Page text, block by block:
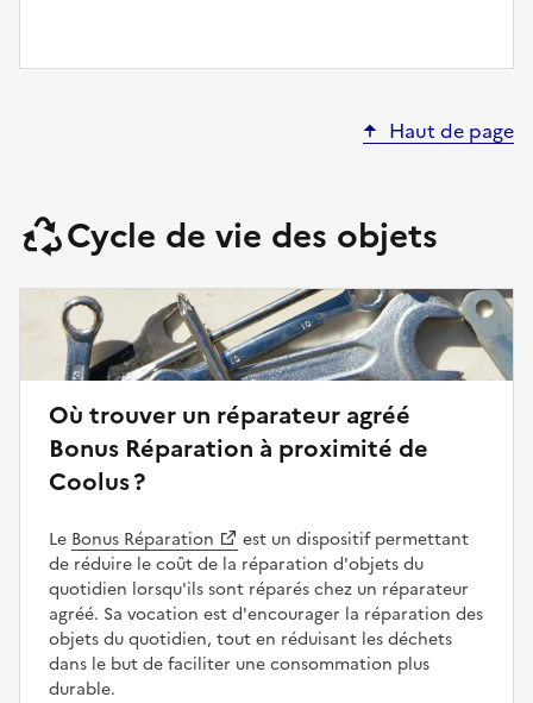
Haut de page
Cycle de vie des objets
Où trouver un réparateur agréé
Bonus Réparation à proximité de
Coolus ?
Le Bonus Réparation
est un dispositif permettant
de réduire le coût de la réparation d'objets du
quotidien lorsqu'ils sont réparés chez un réparateur
agréé. Sa vocation est d'encourager la réparation des
objets du quotidien, tout en réduisant les déchets
dans le but de faciliter une consommation plus
durable.